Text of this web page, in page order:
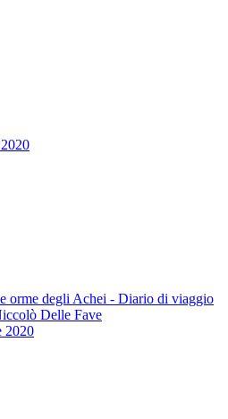
orme degli Achei - Diario di viaggio
Delle Fave
2020